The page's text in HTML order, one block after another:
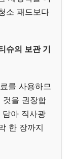
소 패드보다
슈의 보관 기
를 사용하므
것을 권장합
아 직사광
한 장까지